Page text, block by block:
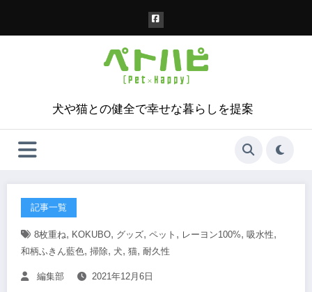
犬や猫との健全で幸せな暮らしを提案
記事一覧
8枚重ね, KOKUBO, グッズ, ペット , レーヨン100%, 吸水性,
和柄ふきん藍色, 掃除, 犬, 猫, 耐久性
編集部 2021年12月6日